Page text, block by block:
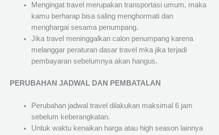
Mengingat travel merupakan transportasi umum, maka
kamu berharap bisa saling menghormati dan
menghargai sesama penumpang.
Jika travel meninggalkan calon penumpang karena
melanggar peraturan dasar travel mka jika terjadi
pembayaran sebelumnya akan hangus.
PERUBAHAN JADWAL DAN PEMBATALAN
Perubahan jadwal travel dilakukan maksimal 6 jam
sebelum keberangkatan.
Untuk waktu kenaikan harga atau high season lainnya